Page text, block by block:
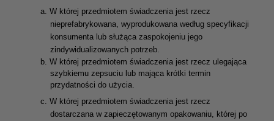
a.W której przedmiotem świadczenia jest rzecz
nieprefabrykowana, wyprodukowana według specyfikacji
konsumenta lub służąca zaspokojeniu jego
zindywidualizowanych potrzeb.
b.W której przedmiotem świadczenia jest rzecz ulegająca
szybkiemu zepsuciu lub mająca krótki termin
przydatności do użycia.
c.W której przedmiotem świadczenia jest rzecz
dostarczana w zapieczętowanym opakowaniu, której po